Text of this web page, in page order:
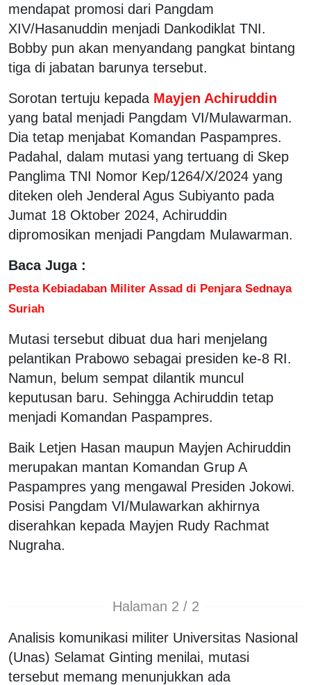
mendapat promosi dari Pangdam
XIV/Hasanuddin menjadi Dankodiklat TNI.
Bobby pun akan menyandang pangkat bintang
tiga di jabatan barunya tersebut.
Sorotan tertuju kepada Mayjen Achiruddin
yang batal menjadi Pangdam VI/Mulawarman.
Dia tetap menjabat Komandan Paspampres.
Padahal, dalam mutasi yang tertuang di Skep
Panglima TNI Nomor Kep/1264/X/2024 yang
diteken oleh Jenderal Agus Subiyanto pada
Jumat 18 Oktober 2024, Achiruddin
dipromosikan menjadi Pangdam Mulawarman.
Baca Juga :
Pesta Kebiadaban Militer Assad di Penjara Sednaya
Suriah
Mutasi tersebut dibuat dua hari menjelang
pelantikan Prabowo sebagai presiden ke-8 RI.
Namun, belum sempat dilantik muncul
keputusan baru. Sehingga Achiruddin tetap
menjadi Komandan Paspampres.
Baik Letjen Hasan maupun Mayjen Achiruddin
merupakan mantan Komandan Grup A
Paspampres yang mengawal Presiden Jokowi.
Posisi Pangdam VI/Mulawarkan akhirnya
diserahkan kepada Mayjen Rudy Rachmat
Nugraha.
Halaman 2 / 2
Analisis komunikasi militer Universitas Nasional
(Unas) Selamat Ginting menilai, mutasi
tersebut memang menunjukkan ada